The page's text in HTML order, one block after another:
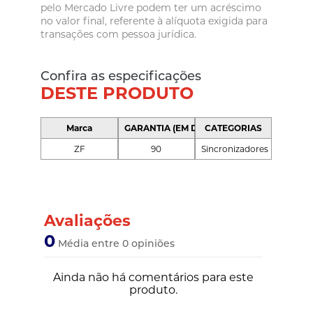
pelo Mercado Livre podem ter um acréscimo
no valor final, referente à alíquota exigida para
transações com pessoa jurídica.
Confira as especificações
DESTE PRODUTO
Marca
ZF
GARANTIA (EM DIAS)
90
CATEGORIAS
Sincronizadores
Avaliações
0 Média entre 0 opiniões
Ainda não há comentários para este
produto.